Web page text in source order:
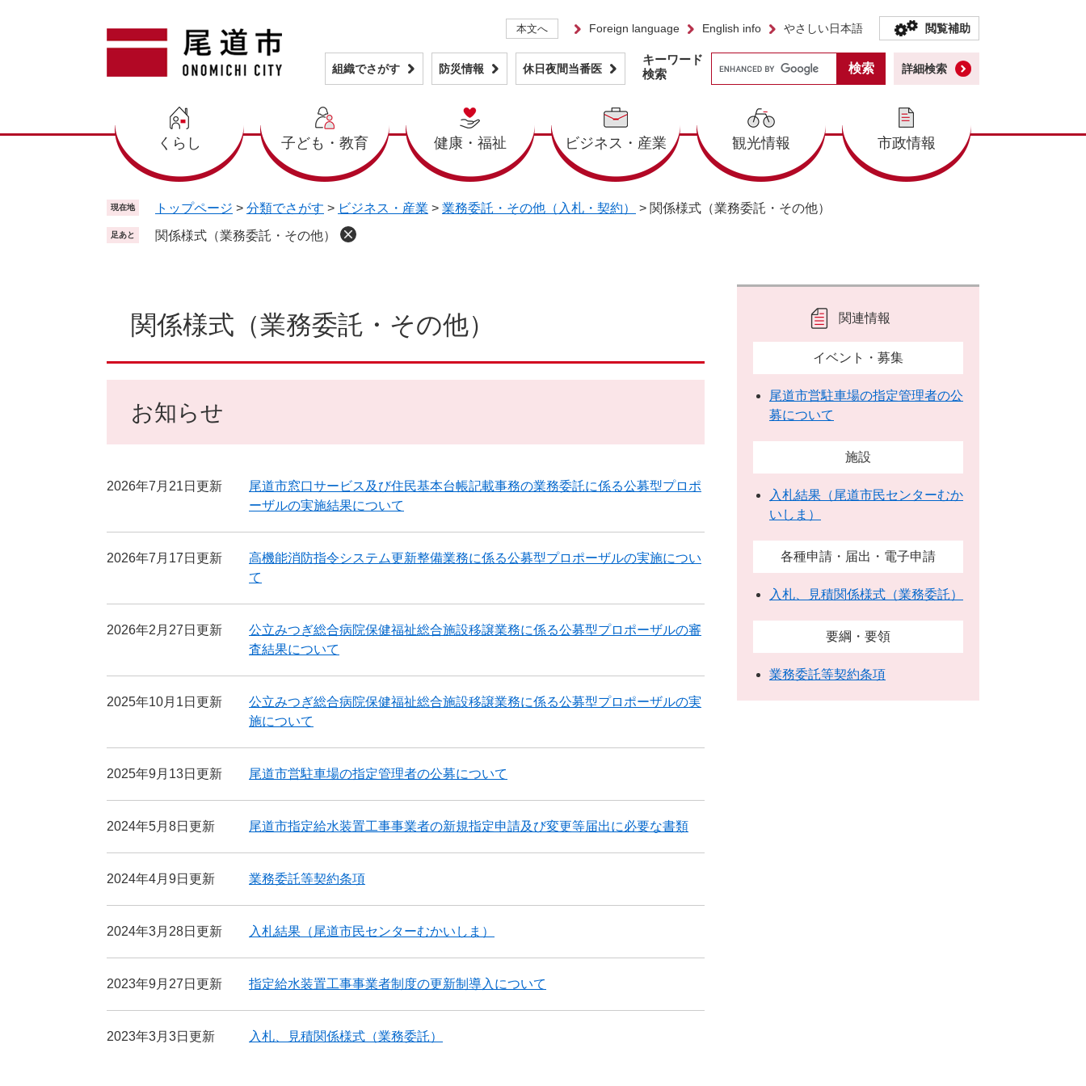
本文へ Foreign language English info やさしい日本語 閲覧補助
組織でさがす 防災情報 休日夜間当番医
くらし 子ども・教育 健康・福祉 ビジネス・産業 観光情報 市政情報
キーワード
検索
詳細検索
現在地 トップページ > 分類でさがす > ビジネス・産業 > 業務委託・その他（入札・契約） > 関係様式（業務委託・その他）
足あと 関係様式（業務委託・その他）
関係様式（業務委託・その他）
お知らせ
2026年7月21日更新
尾道市窓口サービス及び住民基本台帳記載事務の業務委託に係る公募型プロポ
ーザルの実施結果について
2026年7月17日更新
高機能消防指令システム更新整備業務に係る公募型プロポーザルの実施につい
て
2026年2月27日更新
公立みつぎ総合病院保健福祉総合施設移譲業務に係る公募型プロポーザルの審
査結果について
2025年10月1日更新
公立みつぎ総合病院保健福祉総合施設移譲業務に係る公募型プロポーザルの実
施について
2025年9月13日更新 尾道市営駐車場の指定管理者の公募について
2024年5月8日更新 尾道市指定給水装置工事事業者の新規指定申請及び変更等届出に必要な書類
2024年4月9日更新 業務委託等契約条項
2024年3月28日更新 入札結果（尾道市民センターむかいしま）
2023年9月27日更新 指定給水装置工事事業者制度の更新制導入について
2023年3月3日更新 入札、見積関係様式（業務委託）
関連情報
イベント・募集
尾道市営駐車場の指定管理者の公
募について
施設
入札結果（尾道市民センターむか
いしま）
各種申請・届出・電子申請
入札、見積関係様式（業務委託）
要綱・要領
業務委託等契約条項